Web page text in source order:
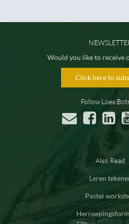
Would you like to receive
Click here to
Follow Loes
Also Read
Leren
Pastel